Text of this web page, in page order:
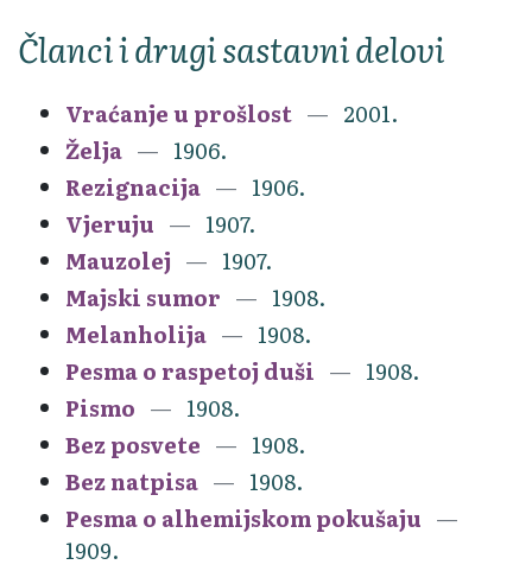
Članci i drugi sastavni delovi
Vraćanje u prošlost
2001.
Želja
1906.
Rezignacija
1906.
Vjeruju
1907.
Mauzolej
1907.
Majski sumor
1908.
Melanholija
1908.
Pesma o raspetoj duši
1908.
Pismo
1908.
Bez posvete
1908.
Bez natpisa
1908.
Pesma o alhemijskom pokušaju
1909.